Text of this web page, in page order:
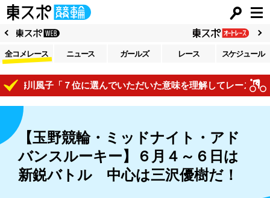
全コメレース ニュース ガールズ レース スケジュール
風子「７位に選んでいただいた意味を理解してレースで自己表
【玉野競輪・ミッドナイト・アド
バンスルーキー】６月４～６日は
新鋭バトル 中心は三沢優樹だ！